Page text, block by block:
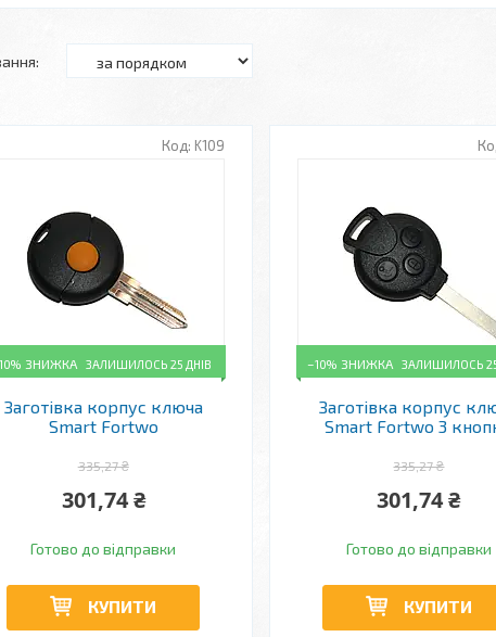
K109
ЗАЛИШИЛОСЬ 25 ДНІВ
Заготівка корпус ключа
Smart Fortwo
335,27 ₴
301,74 ₴
Готово до відправки
КУПИТИ
–10% ЗАЛИШИЛОСЬ 25
Заготівка корпус
Smart Fortwo 3
335,27 ₴
301,74 ₴
Готово до відправки
КУПИТИ